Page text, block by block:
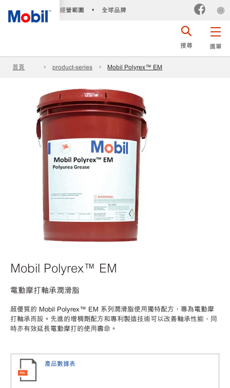
經營範圍 • 全球品牌
選單
搜尋
首頁 product-series Mobil Polyrex™ EM
Mobil Polyrex™ EM
電動摩打軸承潤滑脂
超優質的 Mobil Polyrex™ EM 系列潤滑脂使用獨特配方，專為電動摩
打軸承而設。先進的增稠劑配方和專利製造技術可以改善軸承性能，同
時亦有效延長電動摩打的使用壽命。
產品數據表